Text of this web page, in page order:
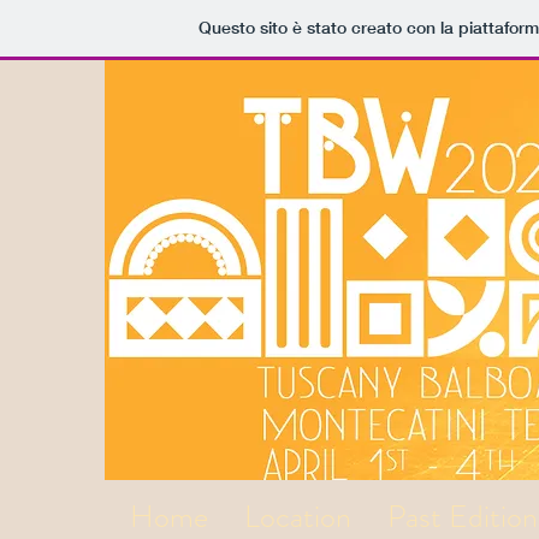
Questo sito è stato creato con la
Home Location Past